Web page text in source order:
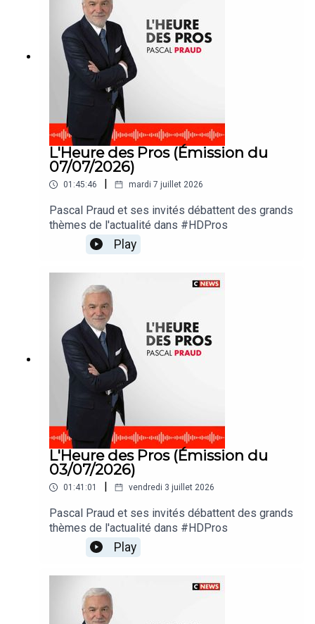
L'Heure des Pros (Émission du
07/07/2026)
01:45:46 | mardi 7 juillet 2026
Pascal Praud et ses invités débattent des grands
thèmes de l'actualité dans #HDPros
Play
L'Heure des Pros (Émission du
03/07/2026)
01:41:01 | vendredi 3 juillet 2026
Pascal Praud et ses invités débattent des grands
thèmes de l'actualité dans #HDPros
Play